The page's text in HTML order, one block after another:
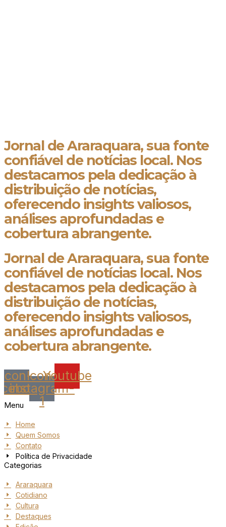
Jornal de Araraquara, sua fonte
confiável de notícias local. Nos
destacamos pela dedicação à
distribuição de notícias,
oferecendo insights valiosos,
análises aprofundadas e
cobertura abrangente.
Jornal de Araraquara, sua fonte
confiável de notícias local. Nos
destacamos pela dedicação à
distribuição de notícias,
oferecendo insights valiosos,
análises aprofundadas e
cobertura abrangente.
Icon-Icon-
instagram-
1
Youtube
Menu
Home
Quem Somos
Contato
Política de Privacidade
Categorias
Araraquara
Cotidiano
Cultura
Destaques